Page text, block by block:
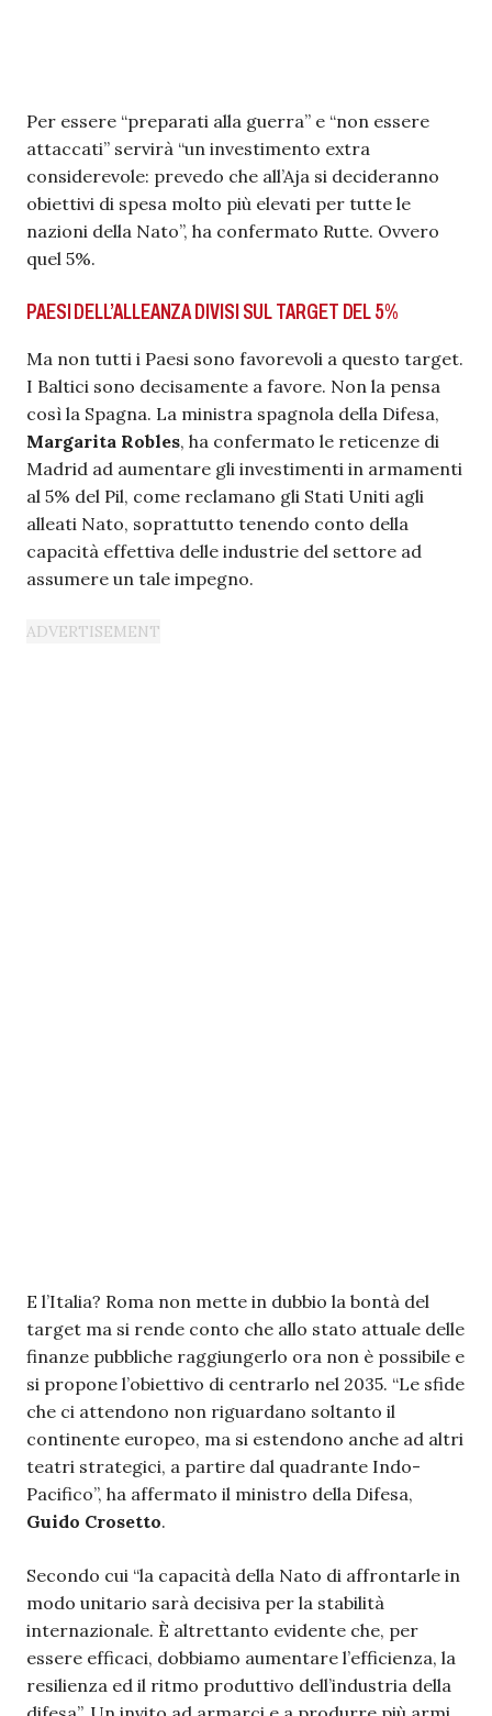
Per essere “preparati alla guerra” e “non essere
attaccati” servirà “un investimento extra
considerevole: prevedo che all’Aja si decideranno
obiettivi di spesa molto più elevati per tutte le
nazioni della Nato”, ha confermato Rutte. Ovvero
quel 5%.
PAESI DELL’ALLEANZA DIVISI SUL TARGET DEL 5%
Ma non tutti i Paesi sono favorevoli a questo target.
I Baltici sono decisamente a favore. Non la pensa
così la Spagna. La ministra spagnola della Difesa,
Margarita Robles, ha confermato le reticenze di
Madrid ad aumentare gli investimenti in armamenti
al 5% del Pil, come reclamano gli Stati Uniti agli
alleati Nato, soprattutto tenendo conto della
capacità effettiva delle industrie del settore ad
assumere un tale impegno.
E l’Italia? Roma non mette in dubbio la bontà del
target ma si rende conto che allo stato attuale delle
finanze pubbliche raggiungerlo ora non è possibile e
si propone l’obiettivo di centrarlo nel 2035. “Le sfide
che ci attendono non riguardano soltanto il
continente europeo, ma si estendono anche ad altri
teatri strategici, a partire dal quadrante Indo-
Pacifico”, ha affermato il ministro della Difesa,
Guido Crosetto.
Secondo cui “la capacità della Nato di affrontarle in
modo unitario sarà decisiva per la stabilità
internazionale. È altrettanto evidente che, per
essere efficaci, dobbiamo aumentare l’efficienza, la
resilienza ed il ritmo produttivo dell’industria della